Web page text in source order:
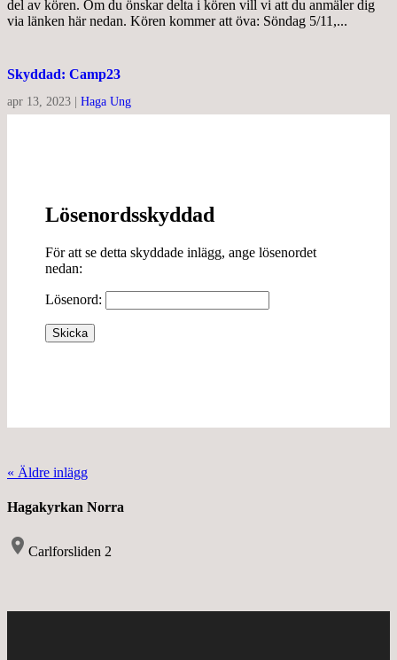
del av kören. Om du önskar delta i kören vill vi att du anmäler dig
via länken här nedan. Kören kommer att öva: Söndag 5/11,...
Skyddad: Camp23
apr 13, 2023 Haga Ung
Lösenordsskyddad
För att se detta skyddade inlägg, ange lösenordet
nedan:
Lösenord:
Skicka
« Äldre inlägg
Hagakyrkan Norra
location_on Carlforsliden 2